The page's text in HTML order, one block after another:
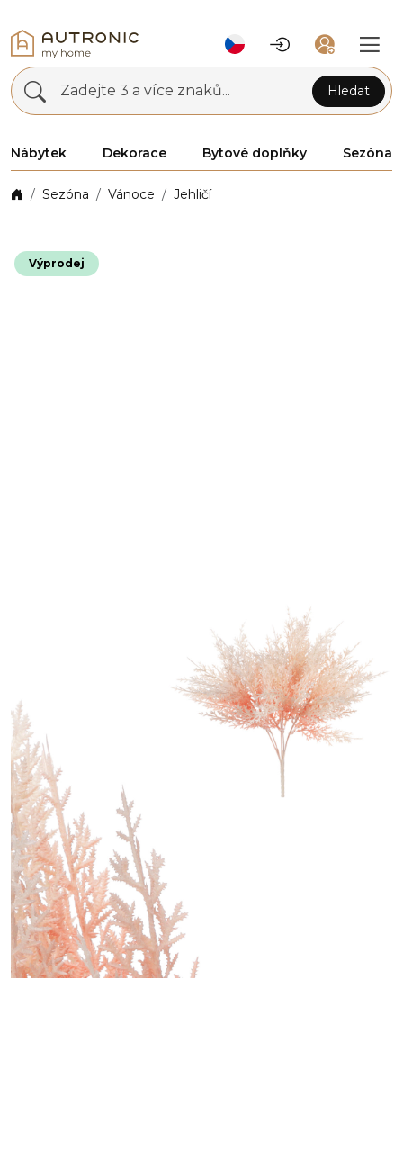
Zadejte 3 a více znaků... Hledat
Nábytek Dekorace Bytové doplňky Sezóna
Sezóna Vánoce Jehličí
Výprodej